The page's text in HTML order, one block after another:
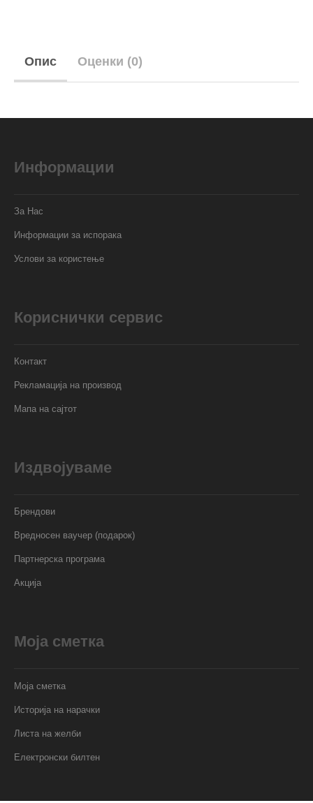
Опис Оценки (0)
Информации
За Нас
Информации за испорака
Услови за користење
Кориснички сервис
Контакт
Рекламација на производ
Мапа на сајтот
Издвојуваме
Брендови
Вредносен ваучер (подарок)
Партнерска програма
Акција
Моја сметка
Моја сметка
Историја на нарачки
Листа на желби
Електронски билтен